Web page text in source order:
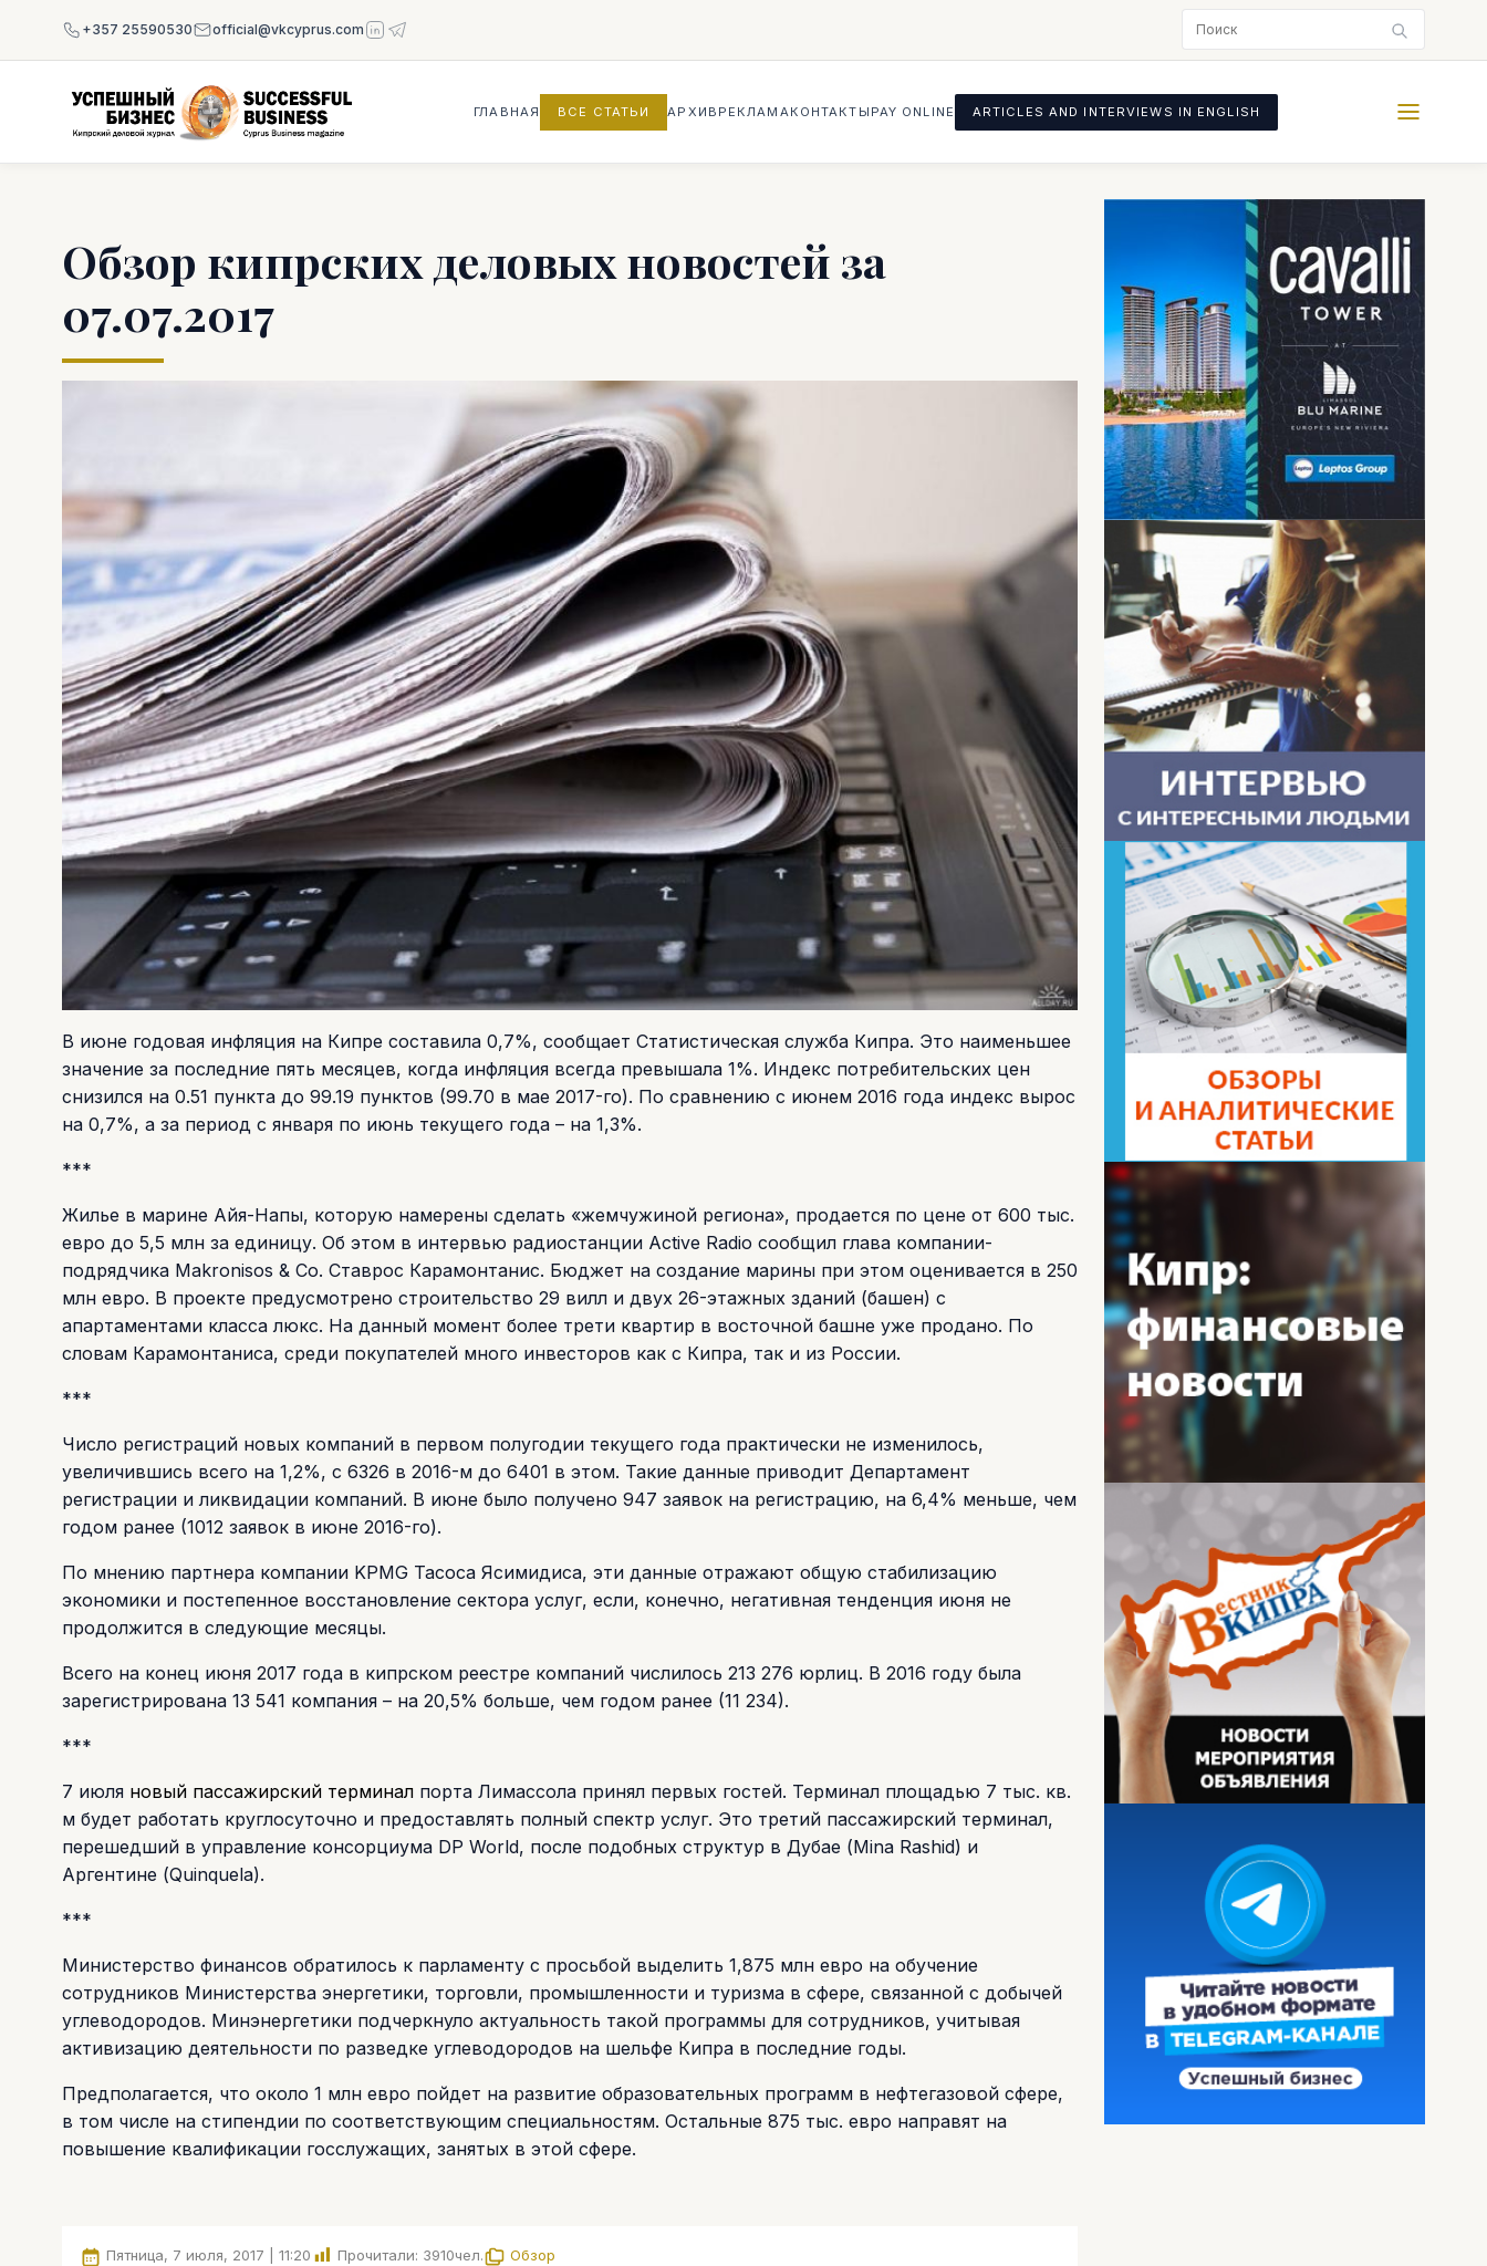
+357 25590530 official@vkcyprus.com
ГЛАВНАЯ ВСЕ СТАТЬИ АРХИВ РЕКЛАМА КОНТАКТЫ PAY ONLINE ARTICLES AND INTERVIEWS IN ENGLISH
Обзор кипрских деловых новостей за
07.07.2017
В июне годовая инфляция на Кипре составила 0,7%, сообщает Статистическая служба Кипра. Это наименьшее
значение за последние пять месяцев, когда инфляция всегда превышала 1%. Индекс потребительских цен
снизился на 0.51 пункта до 99.19 пунктов (99.70 в мае 2017-го). По сравнению с июнем 2016 года индекс вырос
на 0,7%, а за период с января по июнь текущего года – на 1,3%.
***
Жилье в марине Айя-Напы, которую намерены сделать «жемчужиной региона», продается по цене от 600 тыс.
евро до 5,5 млн за единицу. Об этом в интервью радиостанции Active Radio сообщил глава компании-
подрядчика Makronisos & Co. Ставрос Карамонтанис. Бюджет на создание марины при этом оценивается в 250
млн евро. В проекте предусмотрено строительство 29 вилл и двух 26-этажных зданий (башен) с
апартаментами класса люкс. На данный момент более трети квартир в восточной башне уже продано. По
словам Карамонтаниса, среди покупателей много инвесторов как с Кипра, так и из России.
***
Число регистраций новых компаний в первом полугодии текущего года практически не изменилось,
увеличившись всего на 1,2%, с 6326 в 2016-м до 6401 в этом. Такие данные приводит Департамент
регистрации и ликвидации компаний. В июне было получено 947 заявок на регистрацию, на 6,4% меньше, чем
годом ранее (1012 заявок в июне 2016-го).
По мнению партнера компании KPMG Тасоса Ясимидиса, эти данные отражают общую стабилизацию
экономики и постепенное восстановление сектора услуг, если, конечно, негативная тенденция июня не
продолжится в следующие месяцы.
Всего на конец июня 2017 года в кипрском реестре компаний числилось 213 276 юрлиц. В 2016 году была
зарегистрирована 13 541 компания – на 20,5% больше, чем годом ранее (11 234).
***
7 июля новый пассажирский терминал порта Лимассола принял первых гостей. Терминал площадью 7 тыс. кв.
м будет работать круглосуточно и предоставлять полный спектр услуг. Это третий пассажирский терминал,
перешедший в управление консорциума DP World, после подобных структур в Дубае (Mina Rashid) и
Аргентине (Quinquela).
***
Министерство финансов обратилось к парламенту с просьбой выделить 1,875 млн евро на обучение
сотрудников Министерства энергетики, торговли, промышленности и туризма в сфере, связанной с добычей
углеводородов. Минэнергетики подчеркнуло актуальность такой программы для сотрудников, учитывая
активизацию деятельности по разведке углеводородов на шельфе Кипра в последние годы.
Предполагается, что около 1 млн евро пойдет на развитие образовательных программ в нефтегазовой сфере,
в том числе на стипендии по соответствующим специальностям. Остальные 875 тыс. евро направят на
повышение квалификации госслужащих, занятых в этой сфере.
Пятница, 7 июля, 2017 | 11:20 Прочитали: 3910чел. Обзор